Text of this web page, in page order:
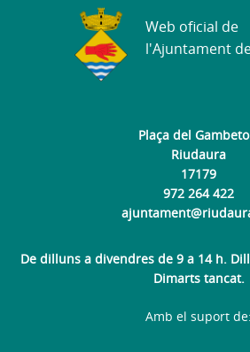
Plaça del
Riudaura
17179
972 264 422
De dilluns a divendres de 9 a 14 h.
Dimarts tancat.
Web oficial de
l'Ajuntament
Amb el suport de: